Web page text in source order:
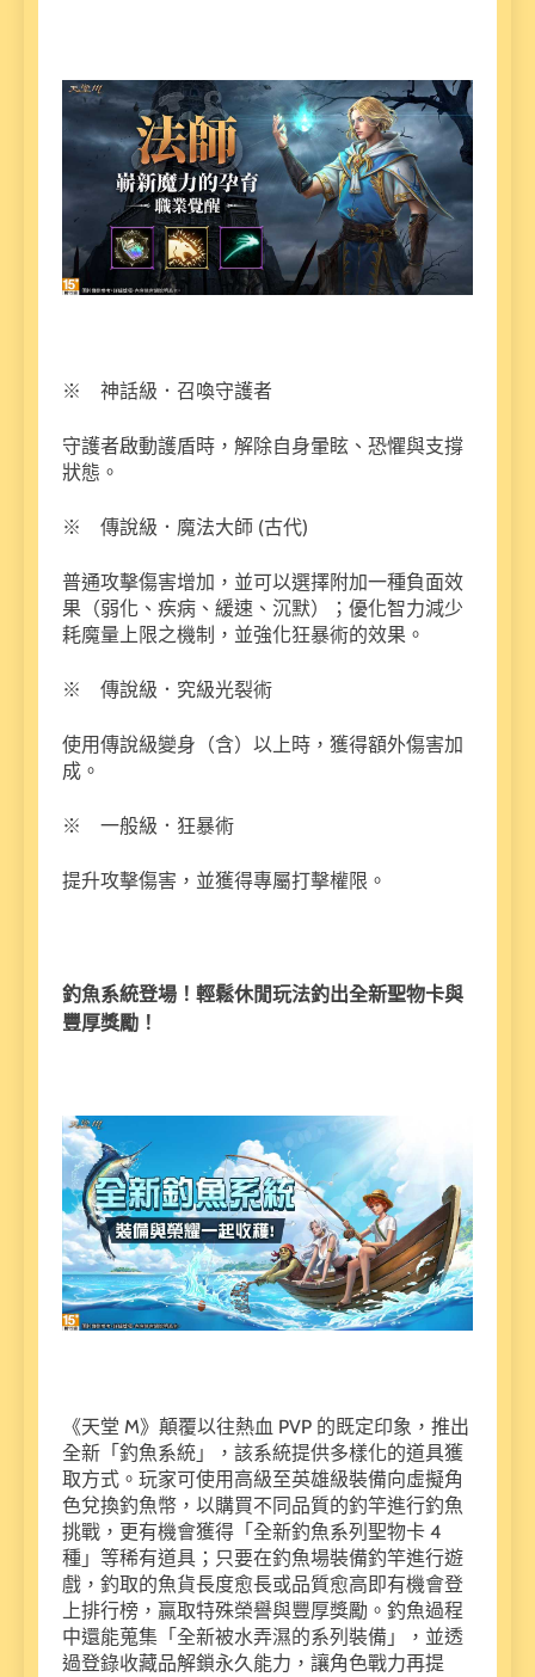
※ 神話級．召喚守護者
守護者啟動護盾時，解除自身暈眩、恐懼與支撐
狀態。
※ 傳說級．魔法大師 (古代)
普通攻擊傷害增加，並可以選擇附加一種負面效
果（弱化、疾病、緩速、沉默）；優化智力減少
耗魔量上限之機制，並強化狂暴術的效果。
※ 傳說級．究級光裂術
使用傳說級變身（含）以上時，獲得額外傷害加
成。
※ 一般級．狂暴術
提升攻擊傷害，並獲得專屬打擊權限。
釣魚系統登場！輕鬆休閒玩法釣出全新聖物卡與
豐厚獎勵！
《天堂 M》顛覆以往熱血 PVP 的既定印象，推出
全新「釣魚系統」，該系統提供多樣化的道具獲
取方式。玩家可使用高級至英雄級裝備向虛擬角
色兌換釣魚幣，以購買不同品質的釣竿進行釣魚
挑戰，更有機會獲得「全新釣魚系列聖物卡 4
種」等稀有道具；只要在釣魚場裝備釣竿進行遊
戲，釣取的魚貨長度愈長或品質愈高即有機會登
上排行榜，贏取特殊榮譽與豐厚獎勵。釣魚過程
中還能蒐集「全新被水弄濕的系列裝備」，並透
過登錄收藏品解鎖永久能力，讓角色戰力再提